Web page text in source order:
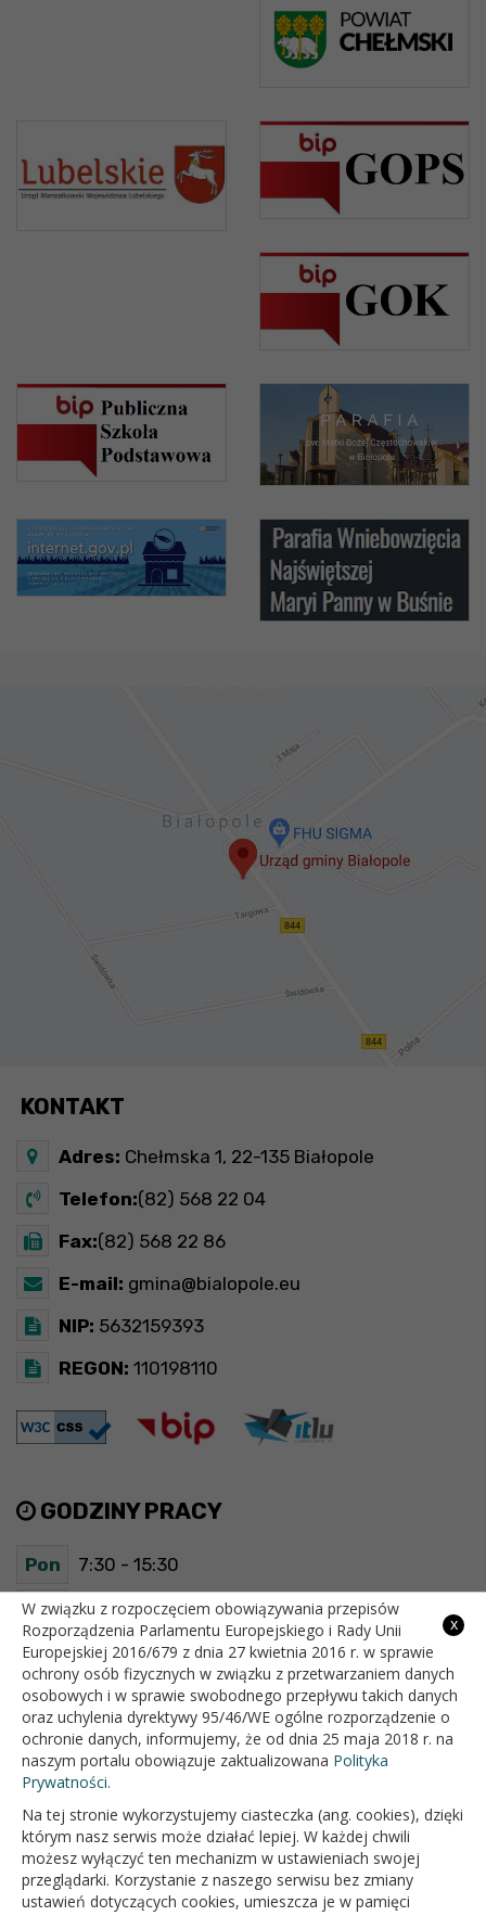
KONTAKT
Adres: Chełmska 1, 22-135 Białopole
Telefon:(82) 568 22 04
Fax:(82) 568 22 86
E-mail: gmina@bialopole.eu
NIP: 5632159393
REGON: 110198110
GODZINY PRACY
Pon 7:30 - 15:30
Wt 7:30 - 15:30
Śr 7:30 - 15:30
Czw 7:30 - 15:30
Pt 7:30 - 15:30
OFICJALNY SERWIS INTERNETOWY GMINY BIAŁOPOLE
x
W związku z rozpoczęciem obowiązywania przepisów
Rozporządzenia Parlamentu Europejskiego i Rady Unii
Europejskiej 2016/679 z dnia 27 kwietnia 2016 r. w sprawie
ochrony osób fizycznych w związku z przetwarzaniem danych
osobowych i w sprawie swobodnego przepływu takich danych
oraz uchylenia dyrektywy 95/46/WE ogólne rozporządzenie o
ochronie danych, informujemy, że od dnia 25 maja 2018 r. na
naszym portalu obowiązuje zaktualizowana Polityka
Prywatności.
Na tej stronie wykorzystujemy ciasteczka (ang. cookies), dzięki
którym nasz serwis może działać lepiej. W każdej chwili
możesz wyłączyć ten mechanizm w ustawieniach swojej
przeglądarki. Korzystanie z naszego serwisu bez zmiany
ustawień dotyczących cookies, umieszcza je w pamięci